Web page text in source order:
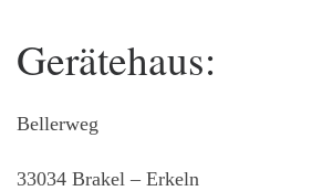
Gerätehaus:
Bellerweg
33034 Brakel – Erkeln